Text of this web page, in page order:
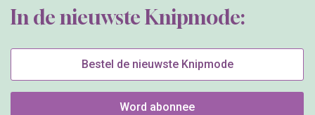
In de nieuwste Knipmode:
Bestel de nieuwste Knipmode
Word abonnee